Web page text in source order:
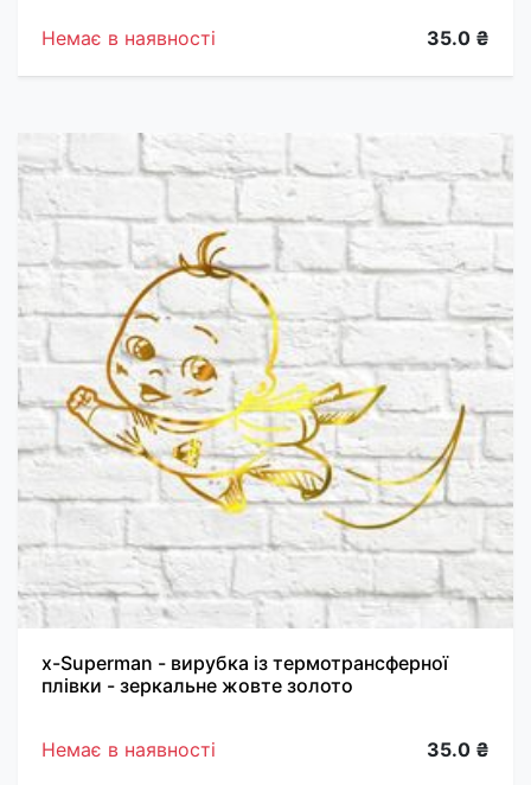
Немає в наявності 35.0 ₴
х-Superman - вирубка із термотрансферної
плівки - зеркальне жовте золото
Немає в наявності 35.0 ₴